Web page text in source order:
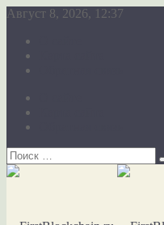
Август 8, 2026, 12:37